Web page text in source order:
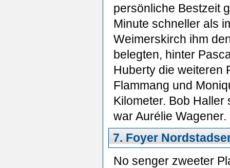
persönliche Bestzeit
Minute schneller als
Weimerskirch ihm
belegten, hinter
Huberty die weiteren
Flammang und
Kilometer. Bob Haller
war Aurélie Wagener.
7. Foyer
No senger zweeter